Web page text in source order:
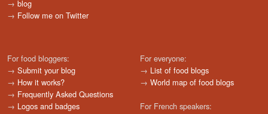
→ blog
→ Follow me on Twitter
For food bloggers:
→ Submit your blog
→ How it works?
→ Frequently Asked Questions
→ Logos and badges
For everyone:
→ List of food blogs
→ World map of food blogs
For French speakers: